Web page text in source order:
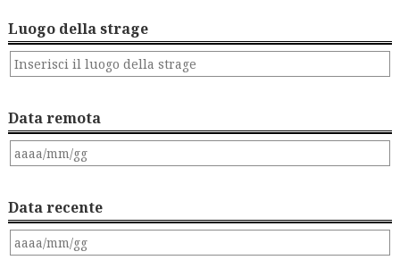
Luogo della strage
Data remota
Data recente